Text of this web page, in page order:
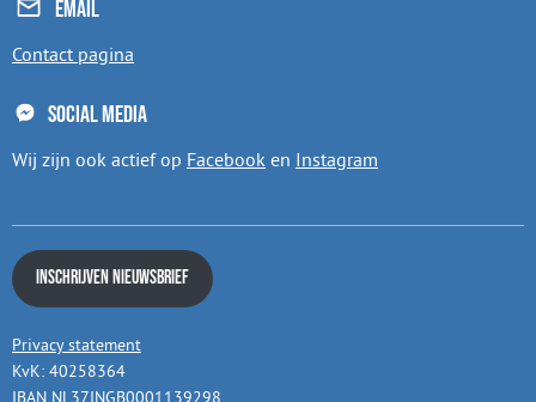
Email
Contact pagina
Social media
Wij zijn ook actief op Facebook en Instagram
Inschrijven nieuwsbrief
Privacy statement
KvK: 40258364
IBAN NL37INGB0001139298